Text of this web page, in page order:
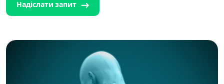
Надіслати запит